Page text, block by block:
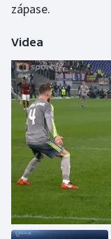
Moderní pětiboj
Motorsport
Olympijské hry
Parasport
Plavání
Plážový volejbal
Ragby
zápase.
Videa